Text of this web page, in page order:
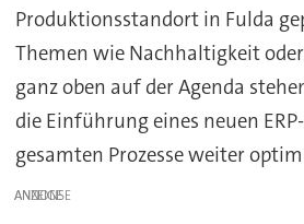
Produktionsstandort in Fulda
Themen wie Nachhaltigkeit
ganz oben auf der Agenda
die Einführung eines neuen
gesamten Prozesse weiter
ANZEIGE